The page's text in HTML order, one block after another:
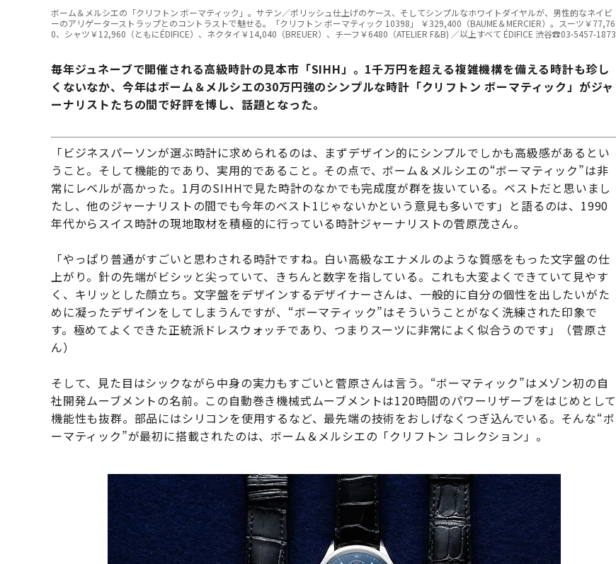
ボーム＆メルシエの「クリフトン ボーマティック」。サテン／ポリッシュ仕上げのケース、そしてシンプルなホワイトダイヤルが、男性的なネイビ
ーのアリゲーターストラップとのコントラストで魅せる。「クリフトン ボーマティック 10398」 ￥329,400（BAUME＆MERCIER）。スーツ￥77,76
0、シャツ￥12,960（ともにÉDIFICE）、ネクタイ￥14,040（BREUER）、チーフ￥6480（ATELIER F&B) ／以上すべて ÉDIFICE 渋谷☎03-5457-1873
毎年ジュネーブで開催される高級時計の見本市「SIHH」。1千万円を超える複雑機構を備える時計も珍し
くないなか、今年はボーム＆メルシエの30万円強のシンプルな時計「クリフトン ボーマティック」がジャ
ーナリストたちの間で好評を博し、話題となった。
「ビジネスパーソンが選ぶ時計に求められるのは、まずデザイン的にシンプルでしかも高級感があるとい
うこと。そして機能的であり、実用的であること。その点で、ボーム＆メルシエの“ボーマティック”は非
常にレベルが高かった。1月のSIHHで見た時計のなかでも完成度が群を抜いている。ベストだと思いまし
たし、他のジャーナリストの間でも今年のベスト1じゃないかという意見も多いです」と語るのは、1990
年代からスイス時計の現地取材を積極的に行っている時計ジャーナリストの菅原茂さん。
「やっぱり普通がすごいと思わされる時計ですね。白い高級なエナメルのような質感をもった文字盤の仕
上がり。針の先端がビシッと尖っていて、きちんと数字を指している。これも大変よくできていて見やす
く、キリッとした顔立ち。文字盤をデザインするデザイナーさんは、一般的に自分の個性を出したいがた
めに凝ったデザインをしてしまうんですが、“ボーマティック”はそういうことがなく洗練された印象で
す。極めてよくできた正統派ドレスウォッチであり、つまりスーツに非常によく似合うのです」（菅原さ
ん）
そして、見た目はシックながら中身の実力もすごいと菅原さんは言う。“ボーマティック”はメゾン初の自
社開発ムーブメントの名前。この自動巻き機械式ムーブメントは120時間のパワーリザーブをはじめとして
機能性も抜群。部品にはシリコンを使用するなど、最先端の技術をおしげなくつぎ込んでいる。そんな“ボ
ーマティック”が最初に搭載されたのは、ボーム＆メルシエの「クリフトン コレクション」。